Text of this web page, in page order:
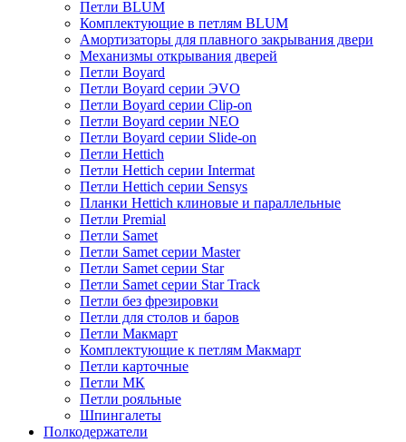
Петли BLUM
Комплектующие в петлям BLUM
Амортизаторы для плавного закрывания двери
Механизмы открывания дверей
Петли Boyard
Петли Boyard серии ЭVO
Петли Boyard серии Clip-on
Петли Boyard серии NEO
Петли Boyard серии Slide-on
Петли Hettich
Петли Hettich серии Intermat
Петли Hettich серии Sensys
Планки Hettich клиновые и параллельные
Петли Premial
Петли Samet
Петли Samet серии Master
Петли Samet серии Star
Петли Samet серии Star Track
Петли без фрезировки
Петли для столов и баров
Петли Макмарт
Комплектующие к петлям Макмарт
Петли карточные
Петли МК
Петли рояльные
Шпингалеты
Полкодержатели